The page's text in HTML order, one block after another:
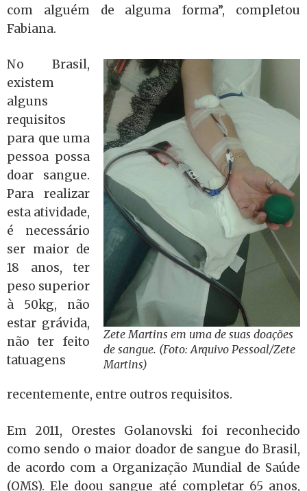
com alguém de alguma forma”, completou
Fabiana.
Zete Martins em uma de suas doações
de sangue. (Foto: Arquivo Pessoal/Zete
Martins)
No Brasil,
existem
alguns
requisitos
para que uma
pessoa possa
doar sangue.
Para realizar
esta atividade,
é necessário
ser maior de
18 anos, ter
peso superior
à 50kg, não
estar grávida,
não ter feito
tatuagens
recentemente, entre outros requisitos.
Em 2011, Orestes Golanovski foi reconhecido
como sendo o maior doador de sangue do Brasil,
de acordo com a Organização Mundial de Saúde
(OMS). Ele doou sangue até completar 65 anos,